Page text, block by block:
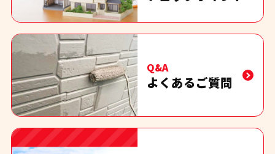
Q&A
よくあるご質問